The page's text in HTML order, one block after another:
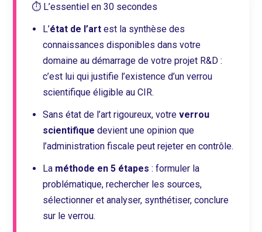
⏱️ L’essentiel en 30 secondes
L’état de l’artest la synthèse des
connaissances disponibles dans votre
domaine au démarrage de votre projet R&D :
c’est lui qui justifie l’existence d’un verrou
scientifique éligible au CIR.
Sans état de l’art rigoureux, votre verrou
scientifique devient une opinion que
l’administration fiscale peut rejeter en contrôle.
La méthode en 5 étapes : formuler la
problématique, rechercher les sources,
sélectionner et analyser, synthétiser, conclure
sur le verrou.